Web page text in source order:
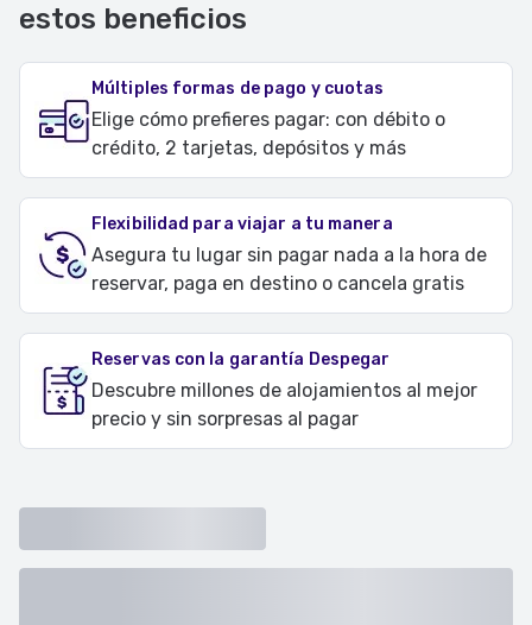
estos beneficios
Múltiples formas de pago y cuotas
Elige cómo prefieres pagar: con débito o
crédito, 2 tarjetas, depósitos y más
Flexibilidad para viajar a tu manera
Asegura tu lugar sin pagar nada a la hora de
reservar, paga en destino o cancela gratis
Reservas con la garantía Despegar
Descubre millones de alojamientos al mejor
precio y sin sorpresas al pagar